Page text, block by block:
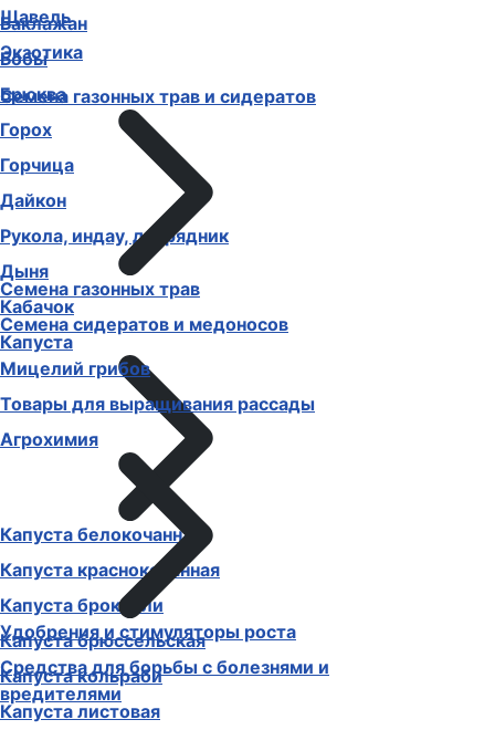
Баклажан
Бобы
Брюква
Горох
Горчица
Дайкон
Рукола, индау, двурядник
Дыня
Кабачок
Капуста
Капуста белокочанная
Капуста краснокочанная
Капуста брокколи
Капуста брюссельская
Капуста кольраби
Капуста листовая
Щавель
Экзотика
Семена газонных трав и сидератов
Семена газонных трав
Семена сидератов и медоносов
Мицелий грибов
Товары для выращивания рассады
Агрохимия
Удобрения и стимуляторы роста
Средства для борьбы с болезнями и
вредителями